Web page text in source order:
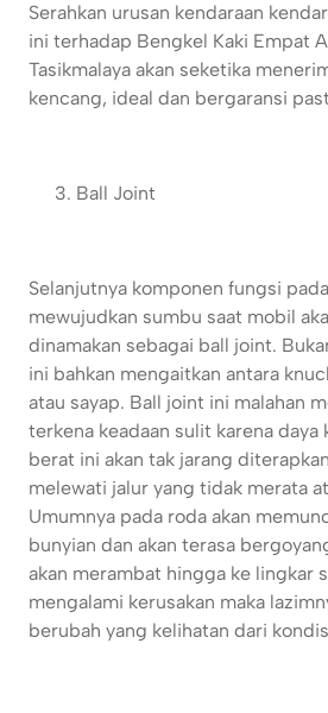
Serahkan urusan kendaraan
ini terhadap Bengkel Kaki Empat
Tasikmalaya akan seketika
kencang, ideal dan bergaransi
Ball Joint
Selanjutnya komponen fungsi
mewujudkan sumbu saat mobil
dinamakan sebagai ball joint.
ini bahkan mengaitkan antara
atau sayap. Ball joint ini malahan
terkena keadaan sulit karena daya
berat ini akan tak jarang
melewati jalur yang tidak merata
Umumnya pada roda akan
bunyian dan akan terasa
akan merambat hingga ke lingkar
mengalami kerusakan maka
berubah yang kelihatan dari